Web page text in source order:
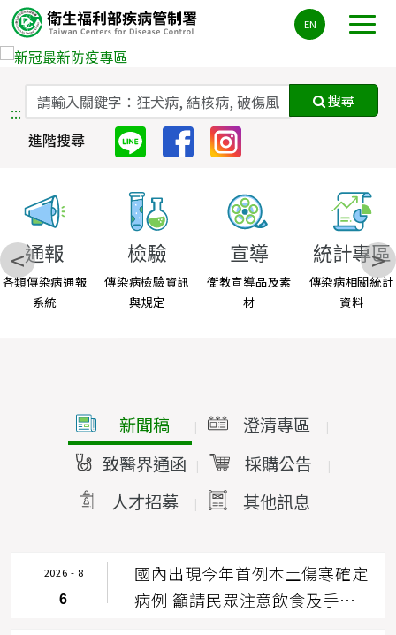
要
內
ALT+C
EN
:::
搜尋
進階搜尋
通報
各類傳染病通報
系統
檢驗
傳染病檢驗資訊
與規定
宣導
衛教宣導品及素
材
統計專區
傳染病相關統計
資料
< >
新聞稿 | 澄清專區 |
致醫界通函 | 採購公告 |
人才招募 | 其他訊息
2026 - 8
6
國內出現今年首例本土傷寒確定
病例 籲請民眾注意飲食及手部